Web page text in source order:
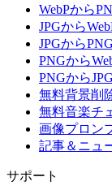
WebPから
JPGから
JPGからPNG
PNGから
PNGからJPG
無料背景削
無料音楽チ
画像プロン
記事＆ニュ
サポート